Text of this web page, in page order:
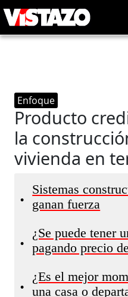
Enfoque
Producto
la
vivienda en
•
Sistemas
ganan fuerza
•
¿Se puede tener
pagando precio
•
¿Es el mejor
una casa o